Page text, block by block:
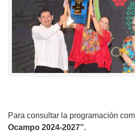
Para consultar la programación
Ocampo 2024-2027”.